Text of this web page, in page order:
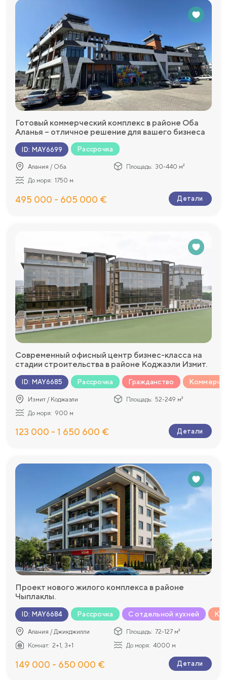
Готовый коммерческий комплекс в районе Оба
Аланья – отличное решение для вашего бизнеса
ID: MAY6699 Рассрочка
Алания / Оба Площадь: 30-440 м²
До моря: 1750 м
495 000 - 605 000 € Детали
Современный офисный центр бизнес-класса на
стадии строительства в районе Коджаэли Измит.
ID: MAY6685 Рассрочка Гражданство
Измит / Коджаэли Площадь: 52-249 м²
До моря: 900 м
123 000 - 1 650 600 € Детали
Проект нового жилого комплекса в районе
Чыплаклы.
ID: MAY6684 Рассрочка С отдельной кухней
Алания / Джикджилли Площадь: 72-127 м²
Комнат: 2+1, 3+1 До моря: 4000 м
149 000 - 650 000 € Детали